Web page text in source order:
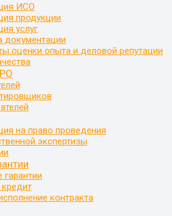
ИСО
продукции
услуг
документации
оценки опыта и деловой репутации
на право проведения
экспертизы
гарантии
контракта